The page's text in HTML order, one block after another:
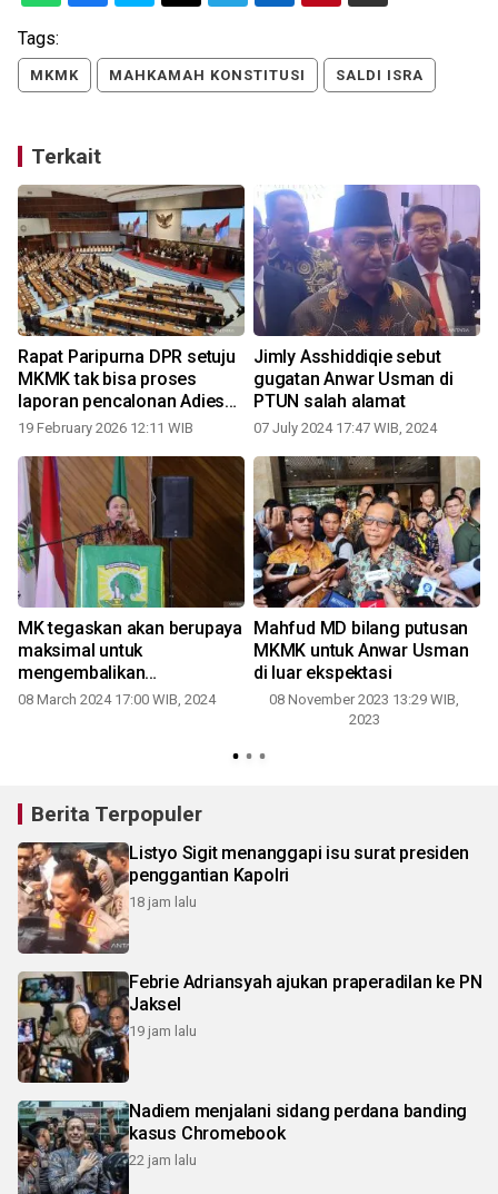
Tags:
MKMK MAHKAMAH KONSTITUSI SALDI ISRA
Terkait
Rapat Paripurna DPR setuju
MKMK tak bisa proses
laporan pencalonan Adies
Kadir di MK
19 February 2026 12:11 WIB
Jimly Asshiddiqie sebut
gugatan Anwar Usman di
PTUN salah alamat
07 July 2024 17:47 WIB, 2024
MK tegaskan akan berupaya
maksimal untuk
mengembalikan
kepercayaan publik
08 March 2024 17:00 WIB, 2024
Mahfud MD bilang putusan
MKMK untuk Anwar Usman
di luar ekspektasi
08 November 2023 13:29 WIB,
2023
Berita Terpopuler
Listyo Sigit menanggapi isu surat presiden
penggantian Kapolri
18 jam lalu
Febrie Adriansyah ajukan praperadilan ke PN
Jaksel
19 jam lalu
Nadiem menjalani sidang perdana banding
kasus Chromebook
22 jam lalu